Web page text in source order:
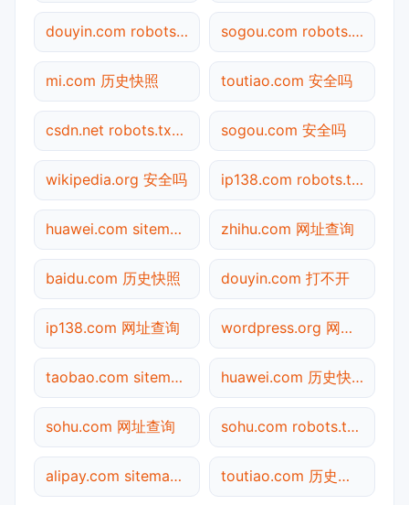
douyin.com robots.txt检测 sogou.com robots.txt检测
mi.com 历史快照 toutiao.com 安全吗
csdn.net robots.txt检测 sogou.com 安全吗
wikipedia.org 安全吗 ip138.com robots.txt检测
huawei.com sitemap.xml检测 zhihu.com 网址查询
baidu.com 历史快照 douyin.com 打不开
ip138.com 网址查询 wordpress.org 网址查询
taobao.com sitemap.xml检测 huawei.com 历史快照
sohu.com 网址查询 sohu.com robots.txt检测
alipay.com sitemap.xml检测 toutiao.com 历史快照